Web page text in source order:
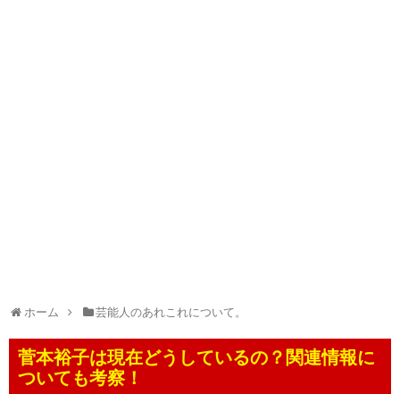
ホーム 芸能人のあれこれについて。
菅本裕子は現在どうしているの？関連情報に
ついても考察！